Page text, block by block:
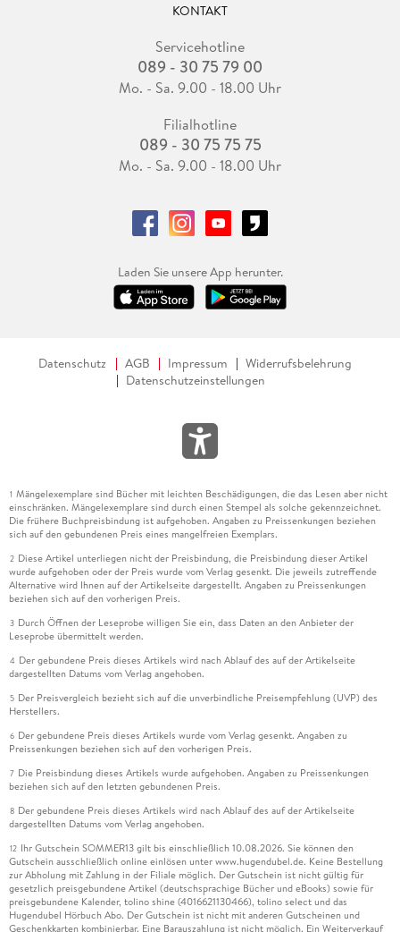
KONTAKT
Servicehotline
089 - 30 75 79 00
Mo. - Sa. 9.00 - 18.00 Uhr
Filialhotline
089 - 30 75 75 75
Mo. - Sa. 9.00 - 18.00 Uhr
Laden Sie unsere App herunter.
Datenschutz AGB Impressum
Widerrufsbelehrung
Datenschutzeinstellungen
1 Mängelexemplare sind Bücher mit leichten Beschädigungen, die das Lesen aber nicht
einschränken. Mängelexemplare sind durch einen Stempel als solche gekennzeichnet.
Die frühere Buchpreisbindung ist aufgehoben. Angaben zu Preissenkungen beziehen
sich auf den gebundenen Preis eines mangelfreien Exemplars.
2 Diese Artikel unterliegen nicht der Preisbindung, die Preisbindung dieser Artikel
wurde aufgehoben oder der Preis wurde vom Verlag gesenkt. Die jeweils zutreffende
Alternative wird Ihnen auf der Artikelseite dargestellt. Angaben zu Preissenkungen
beziehen sich auf den vorherigen Preis.
3 Durch Öffnen der Leseprobe willigen Sie ein, dass Daten an den Anbieter der
Leseprobe übermittelt werden.
4 Der gebundene Preis dieses Artikels wird nach Ablauf des auf der Artikelseite
dargestellten Datums vom Verlag angehoben.
5 Der Preisvergleich bezieht sich auf die unverbindliche Preisempfehlung (UVP) des
Herstellers.
6 Der gebundene Preis dieses Artikels wurde vom Verlag gesenkt. Angaben zu
Preissenkungen beziehen sich auf den vorherigen Preis.
7 Die Preisbindung dieses Artikels wurde aufgehoben. Angaben zu Preissenkungen
beziehen sich auf den letzten gebundenen Preis.
8 Der gebundene Preis dieses Artikels wird nach Ablauf des auf der Artikelseite
dargestellten Datums vom Verlag angehoben.
12 Ihr Gutschein SOMMER13 gilt bis einschließlich 10.08.2026. Sie können den
Gutschein ausschließlich online einlösen unter www.hugendubel.de. Keine Bestellung
zur Abholung mit Zahlung in der Filiale möglich. Der Gutschein ist nicht gültig für
gesetzlich preisgebundene Artikel (deutschsprachige Bücher und eBooks) sowie für
preisgebundene Kalender, tolino shine (4016621130466), tolino select und das
Hugendubel Hörbuch Abo. Der Gutschein ist nicht mit anderen Gutscheinen und
Geschenkkarten kombinierbar. Eine Barauszahlung ist nicht möglich. Ein Weiterverkauf